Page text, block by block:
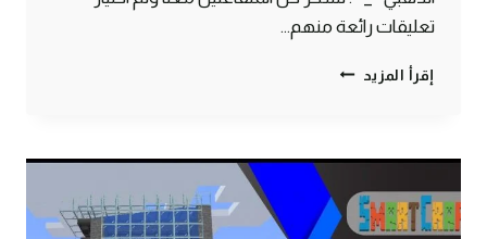
تعليقات رائعة منهم…
إقرأ المزيد طريقة
ويقطين
لانهائية
أوتوماتيكية
ماين